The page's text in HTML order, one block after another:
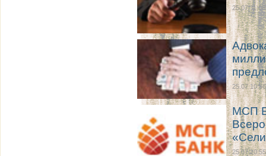
25.07 11:08
25.07 10:56
МСП
25.07 10:55